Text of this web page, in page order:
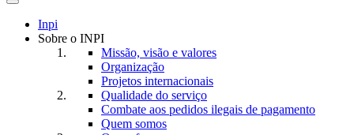
Toggle
navigation
Inpi
Sobre o INPI
Missão, visão e valores
Organização
Projetos internacionais
Qualidade do serviço
Combate aos pedidos ilegais de pagamento
Quem somos